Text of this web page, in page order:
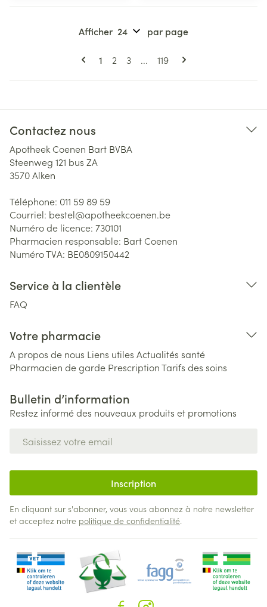
Pages
Vous lisez actuellement la page
1 Page
2 Page
3 ... Page
119
Afficher par page
Contactez nous
Apotheek Coenen Bart BVBA
Steenweg 121 bus ZA
3570Alken
Téléphone: 011 59 89 59
Courriel: bestel@apotheekcoenen.be
Numéro de licence: 730101
Pharmacien responsable: Bart Coenen
Numéro TVA: BE0809150442
Service à la clientèle
FAQ
Votre pharmacie
A propos de nous Liens utiles Actualités santé
Pharmacien de garde PrescriptionTarifs des soins
Bulletin d’information
Restez informé des nouveaux produits et promotions
Inscription
En cliquant sur s'abonner, vous vous abonnez à notre newsletter
et acceptez notre politique de confidentialité.